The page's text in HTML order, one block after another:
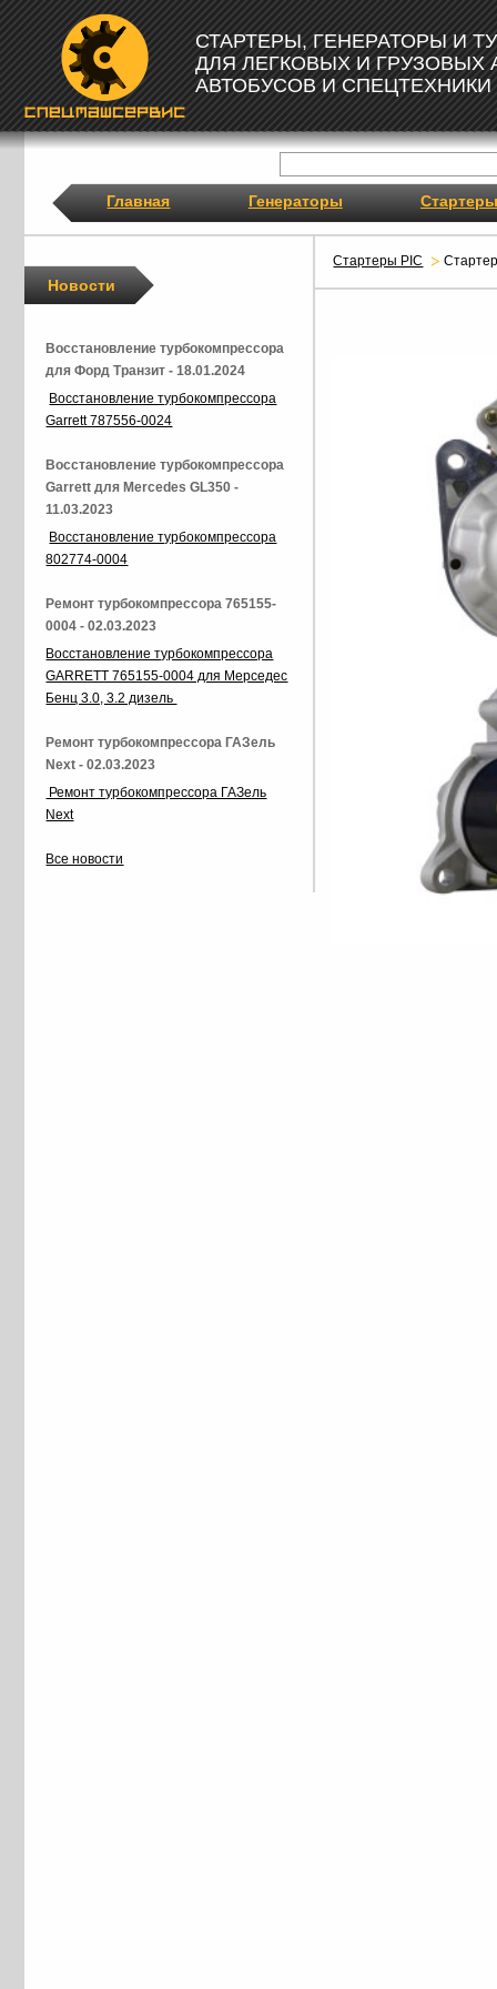
СТАРТЕРЫ, ГЕНЕРАТОРЫ И
ДЛЯ ЛЕГКОВЫХ И ГРУЗОВЫХ
АВТОБУСОВ И СПЕЦТЕХНИКИ
Главная Генераторы Стартеры
Стартеры PIC
Новости
Восстановление турбокомпрессора
для Форд Транзит - 18.01.2024
Восстановление турбокомпрессора
Garrett 787556-0024
Восстановление турбокомпрессора
Garrett для Mercedes GL350 -
11.03.2023
Восстановление турбокомпрессора
802774-0004
Ремонт турбокомпрессора 765155-
0004 - 02.03.2023
Восстановление турбокомпрессора
GARRETT 765155-0004 для Мерседес
Бенц 3.0, 3.2 дизель
Ремонт турбокомпрессора ГАЗель
Next - 02.03.2023
Ремонт турбокомпрессора ГАЗель
Next
Все новости